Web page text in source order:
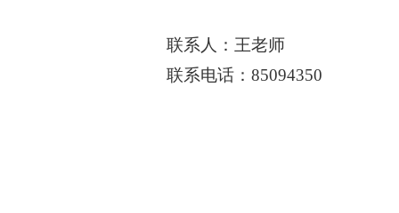
联系人：王老师
联系电话：85094350